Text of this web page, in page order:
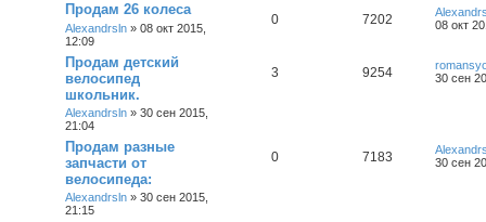
Продам 26 колеса
Alexandrsln » 08 окт 2015,
12:09
0 7202
08 окт
Продам детский
велосипед
школьник.
Alexandrsln » 30 сен 2015,
21:04
3 9254
30 сен
Продам разные
запчасти от
велосипеда:
Alexandrsln » 30 сен 2015,
21:15
0 7183
30 сен